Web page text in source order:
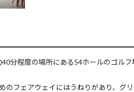
分程度の場所にある54ホールのゴルフ
フェアウェイにはうねりがあり、グ